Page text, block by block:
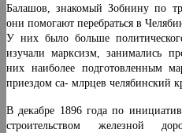
Балашов, знакомый Зобнину по
они помогают перебраться в
У них было больше
изучали марксизм, занимались
них наиболее подго­товленным
приездом са- млрцев челябинский
В декабре 1896 года по
строительством железной